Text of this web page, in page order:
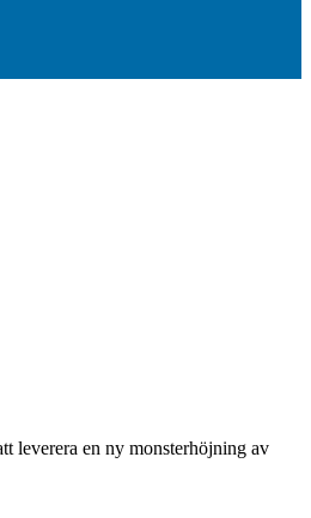
leverera en ny monsterhöjning av